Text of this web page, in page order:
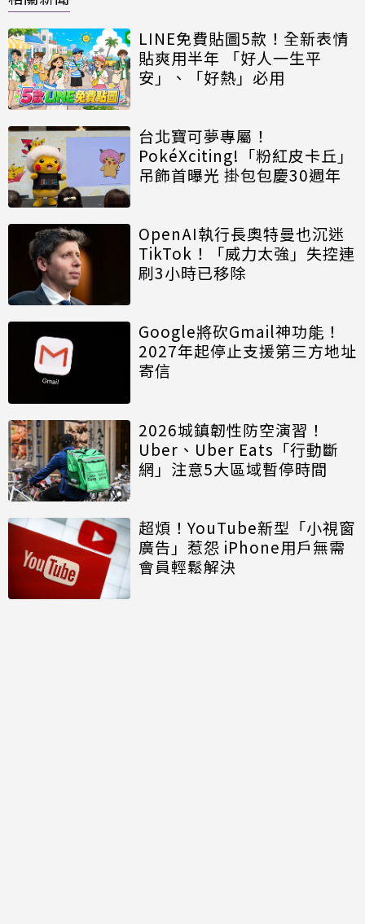
LINE免費貼圖5款！全新表情
貼爽用半年 「好人一生平
安」、「好熱」必用
台北寶可夢專屬！
PokéXciting!「粉紅皮卡丘」
吊飾首曝光 掛包包慶30週年
OpenAI執行長奧特曼也沉迷
TikTok！「威力太強」失控連
刷3小時已移除
Google將砍Gmail神功能！
2027年起停止支援第三方地址
寄信
2026城鎮韌性防空演習！
Uber、Uber Eats「行動斷
網」注意5大區域暫停時間
超煩！YouTube新型「小視窗
廣告」惹怨 iPhone用戶無需
會員輕鬆解決